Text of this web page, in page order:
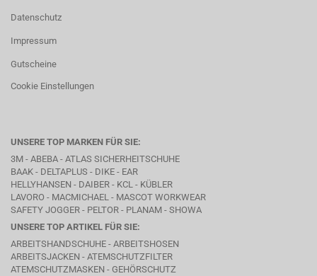
Datenschutz
Impressum
Gutscheine
Cookie Einstellungen
UNSERE TOP MARKEN FÜR SIE:
3M - ABEBA - ATLAS SICHERHEITSCHUHE
BAAK - DELTAPLUS - DIKE - EAR
HELLYHANSEN - DAIBER - KCL - KÜBLER
LAVORO - MACMICHAEL - MASCOT WORKWEAR
SAFETY JOGGER - PELTOR - PLANAM - SHOWA
UNSERE TOP ARTIKEL FÜR SIE:
ARBEITSHANDSCHUHE - ARBEITSHOSEN
ARBEITSJACKEN - ATEMSCHUTZFILTER
ATEMSCHUTZMASKEN - GEHÖRSCHUTZ